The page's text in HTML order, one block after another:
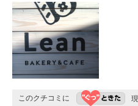
このクチコミに